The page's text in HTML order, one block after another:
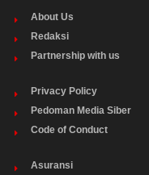
About Us
Redaksi
Partnership with us
Privacy Policy
Pedoman Media Siber
Code of Conduct
Asuransi